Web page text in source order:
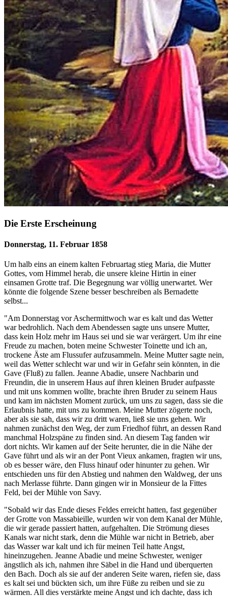
Die Erste Erscheinung
Donnerstag, 11. Februar 1858
Um halb eins an einem kalten Februartag stieg Maria, die Mutter
Gottes, vom Himmel herab, die unsere kleine Hirtin in einer
einsamen Grotte traf. Die Begegnung war völlig unerwartet. Wer
könnte die folgende Szene besser beschreiben als Bernadette
selbst...
"Am Donnerstag vor Aschermittwoch war es kalt und das Wetter
war bedrohlich. Nach dem Abendessen sagte uns unsere Mutter,
dass kein Holz mehr im Haus sei und sie war verärgert. Um ihr eine
Freude zu machen, boten meine Schwester Toinette und ich an,
trockene Äste am Flussufer aufzusammeln. Meine Mutter sagte nein,
weil das Wetter schlecht war und wir in Gefahr sein könnten, in die
Gave (Fluß) zu fallen. Jeanne Abadie, unsere Nachbarin und
Freundin, die in unserem Haus auf ihren kleinen Bruder aufpasste
und mit uns kommen wollte, brachte ihren Bruder zu seinem Haus
und kam im nächsten Moment zurück, um uns zu sagen, dass sie die
Erlaubnis hatte, mit uns zu kommen. Meine Mutter zögerte noch,
aber als sie sah, dass wir zu dritt waren, ließ sie uns gehen. Wir
nahmen zunächst den Weg, der zum Friedhof führt, an dessen Rand
manchmal Holzspäne zu finden sind. An diesem Tag fanden wir
dort nichts. Wir kamen auf der Seite herunter, die in die Nähe der
Gave führt und als wir an der Pont Vieux ankamen, fragten wir uns,
ob es besser wäre, den Fluss hinauf oder hinunter zu gehen. Wir
entschieden uns für den Abstieg und nahmen den Waldweg, der uns
nach Merlasse führte. Dann gingen wir in Monsieur de la Fittes
Feld, bei der Mühle von Savy.
"Sobald wir das Ende dieses Feldes erreicht hatten, fast gegenüber
der Grotte von Massabieille, wurden wir von dem Kanal der Mühle,
die wir gerade passiert hatten, aufgehalten. Die Strömung dieses
Kanals war nicht stark, denn die Mühle war nicht in Betrieb, aber
das Wasser war kalt und ich für meinen Teil hatte Angst,
hineinzugehen. Jeanne Abadie und meine Schwester, weniger
ängstlich als ich, nahmen ihre Säbel in die Hand und überquerten
den Bach. Doch als sie auf der anderen Seite waren, riefen sie, dass
es kalt sei und bückten sich, um ihre Füße zu reiben und sie zu
wärmen. All dies verstärkte meine Angst und ich dachte, dass ich